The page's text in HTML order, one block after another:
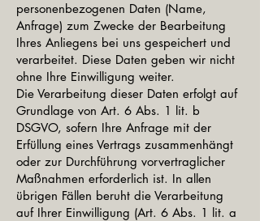
personenbezogenen Daten (Name,
Anfrage) zum Zwecke der Bearbeitung
Ihres Anliegens bei uns gespeichert und
verarbeitet. Diese Daten geben wir nicht
ohne Ihre Einwilligung weiter.
Die Verarbeitung dieser Daten erfolgt auf
Grundlage von Art. 6 Abs. 1 lit. b
DSGVO, sofern Ihre Anfrage mit der
Erfüllung eines Vertrags zusammenhängt
oder zur Durchführung vorvertraglicher
Maßnahmen erforderlich ist. In allen
übrigen Fällen beruht die Verarbeitung
auf Ihrer Einwilligung (Art. 6 Abs. 1 lit. a